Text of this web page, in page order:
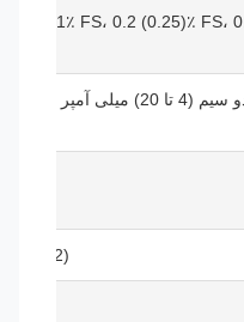
سیستم دو سیم (4 تا 20) میلی آمپر